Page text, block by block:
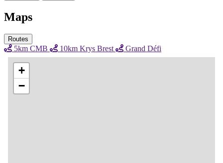
Maps
Routes
5km CMB 10km Krys Brest Grand Défi